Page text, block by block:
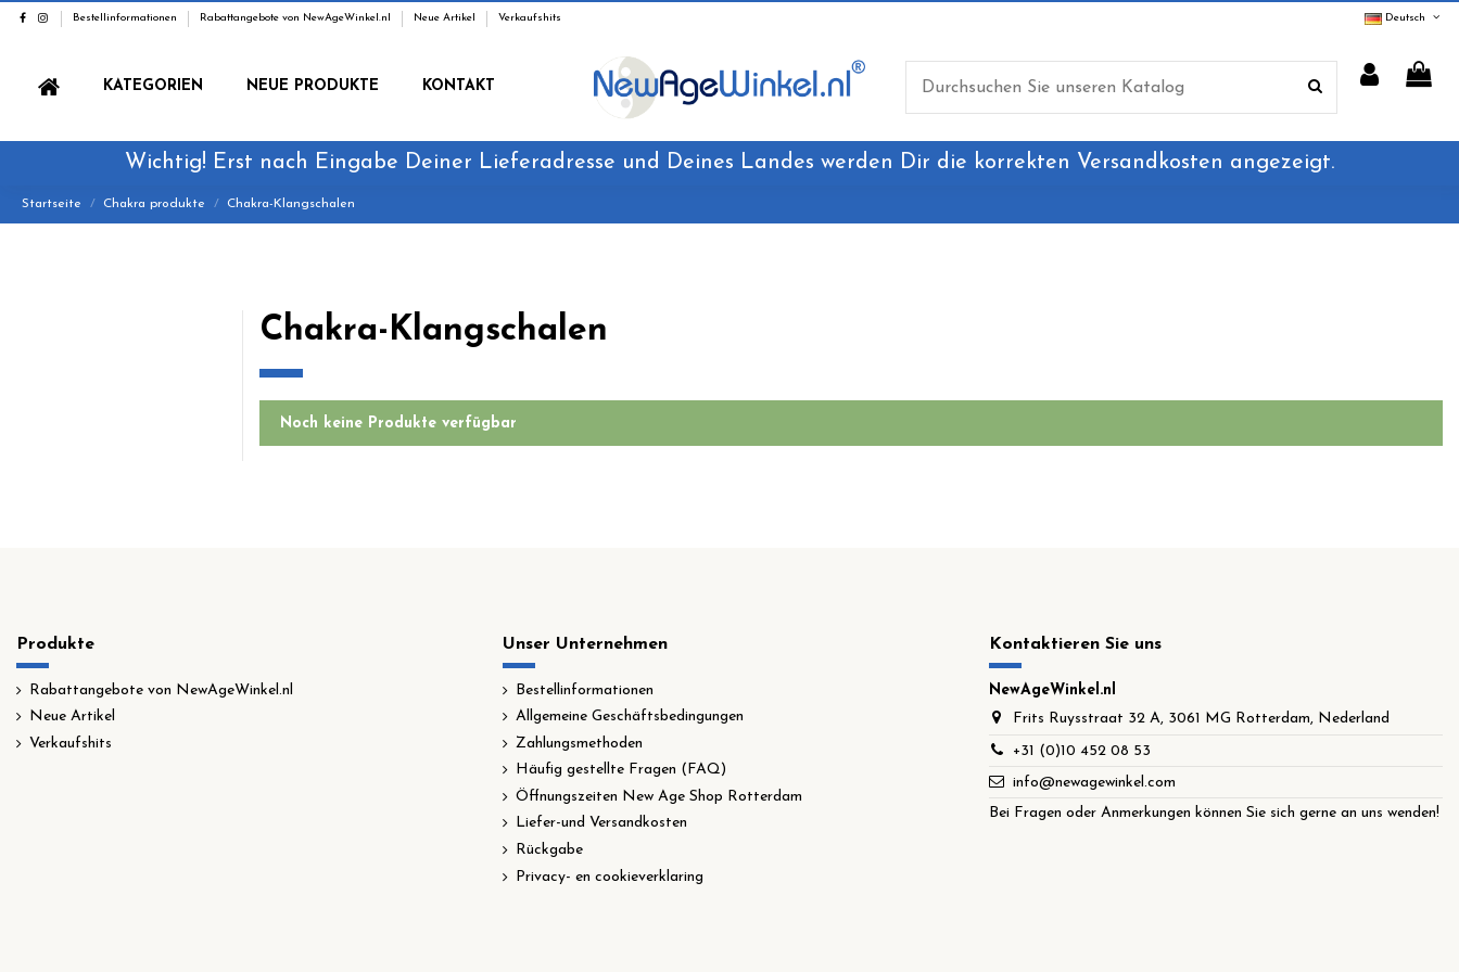
Bestellinformationen Rabattangebote von NewAgeWinkel.nl Neue Artikel Verkaufshits Deutsch
KATEGORIEN NEUE PRODUKTE KONTAKT
Wichtig! Erst nach Eingabe Deiner Lieferadresse und Deines Landes werden Dir die korrekten Versandkosten angezeigt.
Startseite Chakra produkte Chakra-Klangschalen
Chakra-Klangschalen
Noch keine Produkte verfügbar
Produkte
Rabattangebote von NewAgeWinkel.nl
Neue Artikel
Verkaufshits
Unser Unternehmen
Bestellinformationen
Allgemeine Geschäftsbedingungen
Zahlungsmethoden
Häufig gestellte Fragen (FAQ)
Öffnungszeiten New Age Shop Rotterdam
Liefer-und Versandkosten
Rückgabe
Privacy- en cookieverklaring
Kontaktieren Sie uns
NewAgeWinkel.nl
Frits Ruysstraat 32 A, 3061 MG Rotterdam, Nederland
+31 (0)10 452 08 53
info@newagewinkel.com
Bei Fragen oder Anmerkungen können Sie sich gerne an uns wenden!